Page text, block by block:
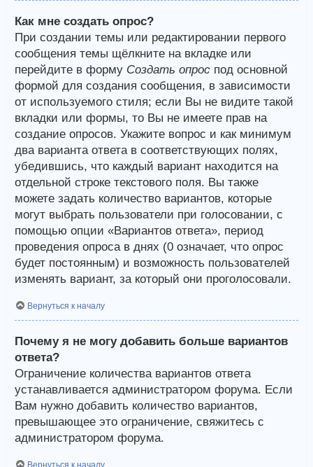
Как мне создать опрос?
При создании темы или редактировании первого
сообщения темы щёлкните на вкладке или
перейдите в форму Создать опрос под основной
формой для создания сообщения, в зависимости
от используемого стиля; если Вы не видите такой
вкладки или формы, то Вы не имеете прав на
создание опросов. Укажите вопрос и как минимум
два варианта ответа в соответствующих полях,
убедившись, что каждый вариант находится на
отдельной строке текстового поля. Вы также
можете задать количество вариантов, которые
могут выбрать пользователи при голосовании, с
помощью опции «Вариантов ответа», период
проведения опроса в днях (0 означает, что опрос
будет постоянным) и возможность пользователей
изменять вариант, за который они проголосовали.
Вернуться к началу
Почему я не могу добавить больше вариантов
ответа?
Ограничение количества вариантов ответа
устанавливается администратором форума. Если
Вам нужно добавить количество вариантов,
превышающее это ограничение, свяжитесь с
администратором форума.
Вернуться к началу